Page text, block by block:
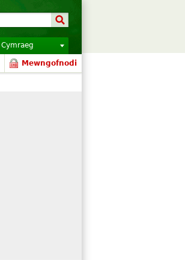
Cymraeg
Mewngofnodi